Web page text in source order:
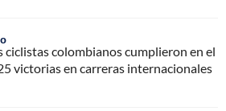
ciclistas colombianos cumplieron en el
victorias en carreras internacionales